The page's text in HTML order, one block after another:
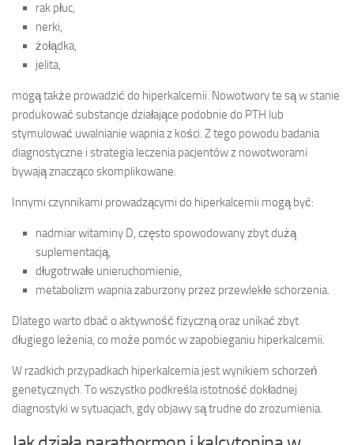
rak płuc,
nerki,
żołądka,
jelita,
mogą także prowadzić do hiperkalcemii. Nowotwory te są w stanie
produkować substancje działające podobnie do PTH lub
stymulować uwalnianie wapnia z kości. Z tego powodu badania
diagnostyczne i strategia leczenia pacjentów z nowotworami
bywają znacząco skomplikowane.
Innymi czynnikami prowadzącymi do hiperkalcemii mogą być:
nadmiar witaminy D, często spowodowany zbyt dużą
suplementacją,
długotrwałe unieruchomienie,
metabolizm wapnia zaburzony przez przewlekłe schorzenia.
Dlatego warto dbać o aktywność fizyczną oraz unikać zbyt
długiego leżenia, co może pomóc w zapobieganiu hiperkalcemii.
W rzadkich przypadkach hiperkalcemia jest wynikiem schorzeń
genetycznych. To wszystko podkreśla istotność dokładnej
diagnostyki w sytuacjach, gdy objawy są trudne do zrozumienia.